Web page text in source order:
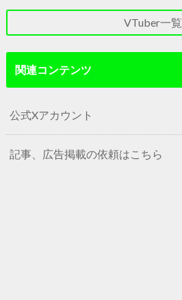
VTuber一覧
関連コンテンツ
公式Xアカウント
記事、広告掲載の依頼はこちら